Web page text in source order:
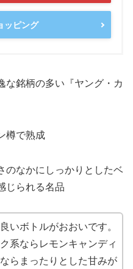
ッピング
な銘柄の多い『ヤング・カ
樽で熟成
のなかにしっかりとしたベ
じられる名品
いボトルがおおいです。
系ならレモンキャンディ
らまったりとした甘みが